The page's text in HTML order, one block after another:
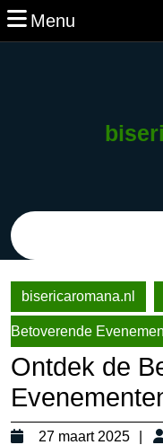
Ga
naar
Menu
bisericaromana.nl
Betoverende
Ontdek de
27 maart 2025